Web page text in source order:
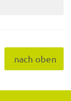
nach oben